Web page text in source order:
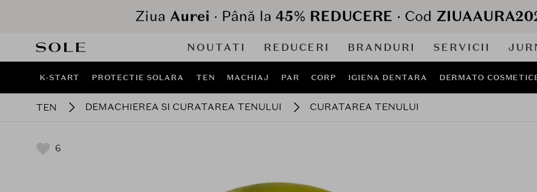
NOUTATI REDUCERI BRANDURI SERVICII
K-START PROTECTIE SOLARA TEN MACHIAJ PAR CORP IGIENA DENTARA DERMATO
TEN DEMACHIEREA SI CURATAREA TENULUI CURATAREA TENULUI
6